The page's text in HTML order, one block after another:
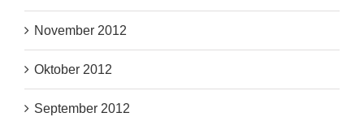
November 2012
Oktober 2012
September 2012